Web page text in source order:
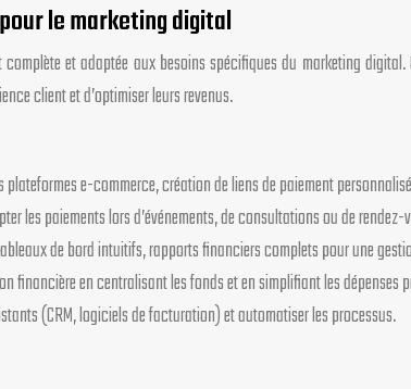
le marketing digital
et adaptée aux besoins spécifiques du marketing
client et d’optimiser leurs revenus.
e-commerce, création de liens de paiement
les paiements lors d’événements, de consultations ou de
de bord intuitifs, rapports financiers complets pour une
financière en centralisant les fonds et en simplifiant les dépenses
(CRM, logiciels de facturation) et automatiser les processus.